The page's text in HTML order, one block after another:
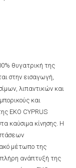
θυγατρική της
στην εισαγωγή,
λιπαντικών και
και
EKO CYPRUS
καύσιμα κίνησης. Η
μέτωπο της
πλήρη ανάπτυξή της